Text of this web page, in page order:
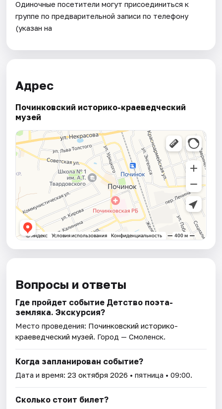
Одиночные посетители могут присоединиться к
группе по предварительной записи по телефону
(указан на
Адрес
Починковский историко-краеведческий
музей
Вопросы и ответы
Где пройдет событие Детство поэта-
земляка. Экскурсия?
Место проведения: Починковский историко-
краеведческий музей. Город — Смоленск.
Когда запланирован событие?
Дата и время:23 октября 2026 • пятница • 09:00.
Сколько стоит билет?